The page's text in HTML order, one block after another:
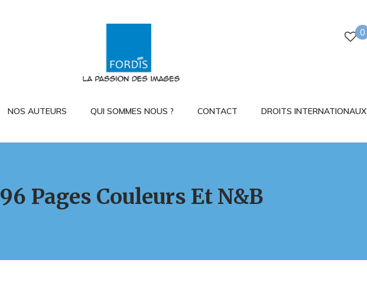
0
NOS AUTEURS QUI SOMMES NOUS ? CONTACT DROITS INTERNATIONAUX
96 Pages Couleurs Et N&B